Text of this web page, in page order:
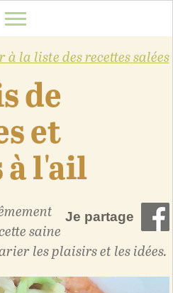
à la liste des recettessalées
de
et
à l'ail
Je partage
saine
les plaisirs et les idées.